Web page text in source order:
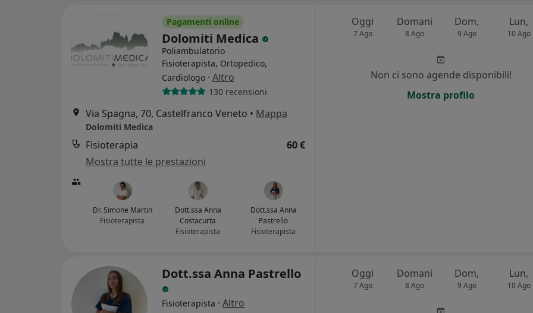
Pagamenti online
Dolomiti Medica
Poliambulatorio
Fisioterapista, Ortopedico,
Cardiologo · Altro
130 recensioni
Via Spagna, 70, Castelfranco Veneto • Mappa
Dolomiti Medica
Fisioterapia
60 €
Mostra tutte le prestazioni
Dr. Simone Martin
Fisioterapista
Dott.ssa Anna
Costacurta
Fisioterapista
Dott.ssa Anna
Pastrello
Fisioterapista
Oggi
7 Ago
Domani
8 Ago
Dom,
9 Ago
Lun,
10 Ago
Non ci sono agende disponibili!
Mostra profilo
Dott.ssa Anna Pastrello
Fisioterapista · Altro
Oggi
7 Ago
Domani
8 Ago
Dom,
9 Ago
Lun,
10 Ago